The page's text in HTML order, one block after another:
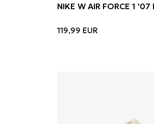
NIKE W AIR FORCE 1 '07
119,99 EUR